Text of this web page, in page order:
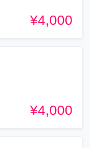
¥4,000
¥4,000